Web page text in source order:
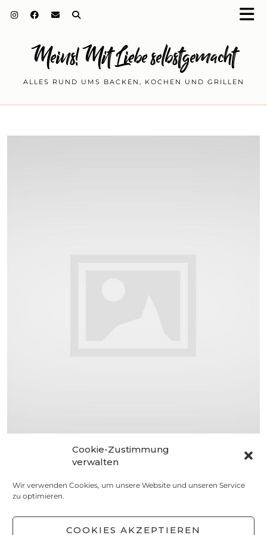
Cookie-Zustimmung
verwalten
Wir verwenden Cookies, um unsere Website und unseren Service
zu optimieren.
COOKIES AKZEPTIEREN
Meins! Mit Liebe selbstgemacht
ALLES RUND UMS BACKEN, KOCHEN UND GRILLEN
VORRATSKAMMER
Portweinzwiebeln